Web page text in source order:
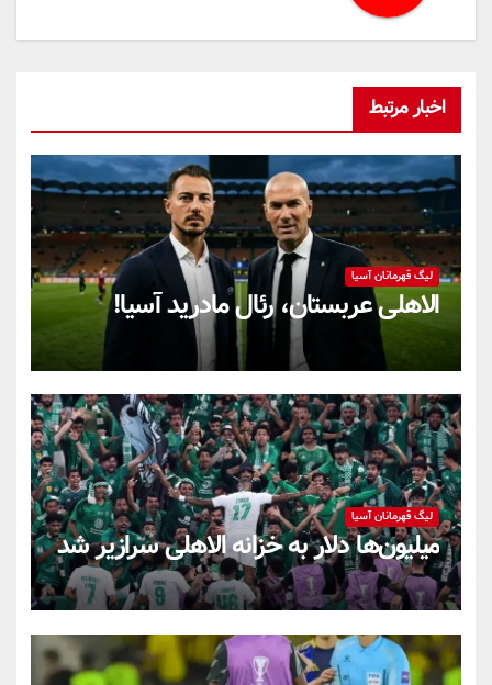
اخبار مرتبط
لیگ قهرمانان آسیا
الاهلی عربستان، رئال مادرید آسیا!
لیگ قهرمانان آسیا
میلیون‌ها دلار به خزانه الاهلی سرازیر شد